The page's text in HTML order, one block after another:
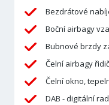
Bezdrátové
Boční airbagy
Bubnové brzdy
Čelní airbagy
Čelní okno,
DAB - digitální